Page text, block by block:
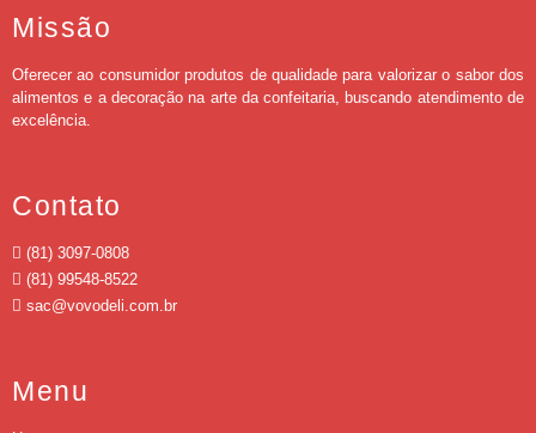
Missão
Oferecer ao consumidor produtos de qualidade para valorizar o sabor dos
alimentos e a decoração na arte da confeitaria, buscando atendimento de
excelência.
Contato
(81) 3097-0808
(81) 99548-8522
sac@vovodeli.com.br
Menu